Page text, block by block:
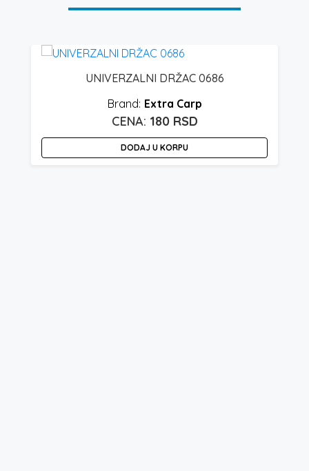
UNIVERZALNI DRŽAC 0686
Extra Carp
180 RSD
DODAJ U KORPU